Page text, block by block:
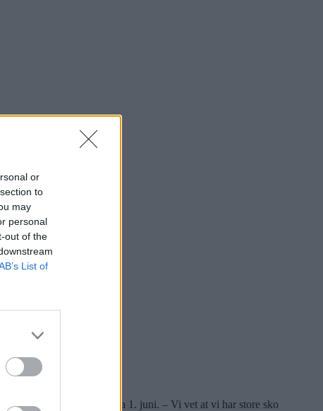
or
to
may
personal
out of the
List of
nye arbeidsplass cirka 1. juni. – Vi vet at vi har store sko